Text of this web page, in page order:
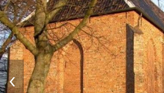
‹